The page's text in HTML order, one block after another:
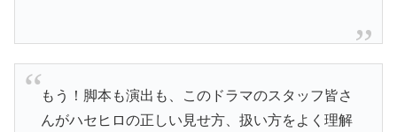
もう！脚本も演出も、このドラマのスタッフ皆さ
んがハセヒロの正しい見せ方、扱い方をよく理解